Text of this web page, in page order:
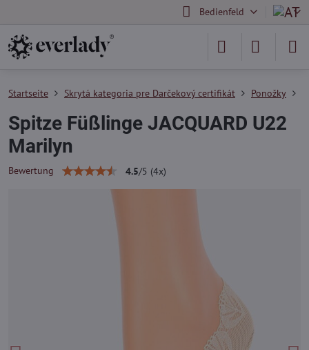
Bedienfeld
Startseite Skrytá kategoria pre Darčekový certifikát Ponožky
Spitze Füßlinge JACQUARD U22
Marilyn
Bewertung 4.5/5 (4x)